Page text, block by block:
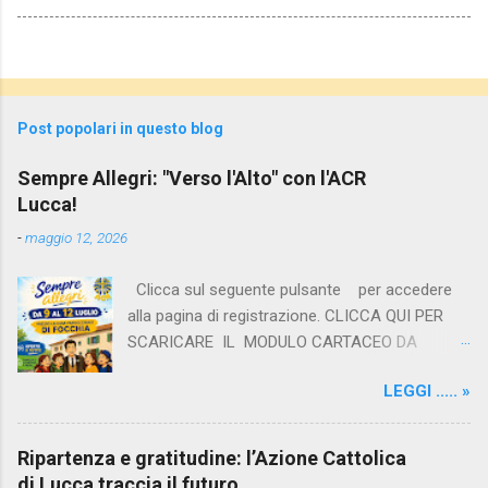
Post popolari in questo blog
Sempre Allegri: "Verso l'Alto" con l'ACR
Lucca!
-maggio 12, 2026
Clicca sul seguente pulsante per accedere
alla pagina di registrazione. CLICCA QUI PER
SCARICARE IL MODULO CARTACEO DA
REGISTRAZIONE ONLINE O PORTARE
DIRETTAMENTE AL CAMPO L'avventura
dell'estate 2026 ha finalmente un nome e un
luogo. Dal 9 al 12 luglio, la Casa Parrocchiale di
LEGGI ..... »
Ripartenza e gratitudine: l’Azione Cattolica